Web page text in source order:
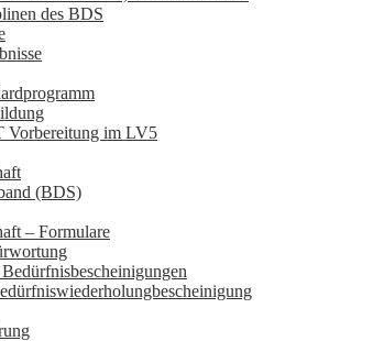
des BDS
Vorbereitung im LV5
(BDS)
– Formulare